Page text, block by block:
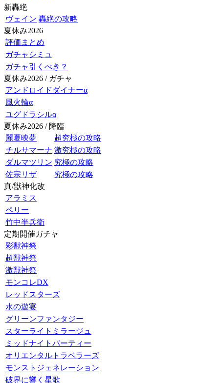
新轟絶
ヴェイン 轟絶の攻略
夏休み2026
評価まとめ
ガチャシミュ
ガチャ引くべき？
夏休み2026 / ガチャ
アンドロイドダイナーα
風火輪α
ユグドラシルα
夏休み2026 / 降臨
麗夏映夢
超究極の攻略
チルサマーナ 激究極の攻略
ダルマツリン 究極の攻略
佐宗リザ
究極の攻略
真/獣神化改
アラミス
ペリー
竹中半兵衛
定期開催ガチャ
彩獣神祭
超獣神祭
激獣神祭
モンコレDX
レッドスターズ
水の遊宴
グリーンファンタジー
スターライトミラージュ
ミッドナイトパーティー
オリエンタルトラベラーズ
モンストジェネレーション
破界に響く星歌